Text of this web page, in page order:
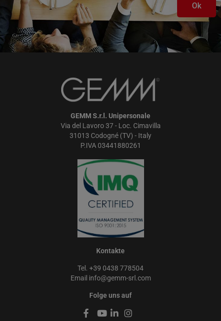
Ok
GEMM S.r.l. Unipersonale
Via del Lavoro 37 - Loc. Cimavilla
31013 Codogné (TV) - Italy
P.IVA 03441880261
Kontakte
Tel. +39 0438 778504
Email info@gemm-srl.com
Folge uns auf